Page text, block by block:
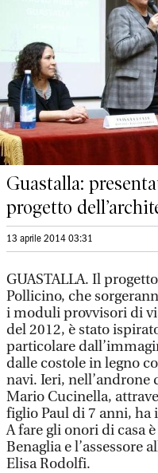
Guastalla:
progetto
13 aprile 2014 03:31
GUASTALLA. Il
Pollicino, che
i moduli provvisori di
del 2012, è stato
particolare
dalle costole in legno
navi. Ieri, nell’androne
Mario Cucinella,
figlio Paul di 7 anni, ha
A fare gli onori di casa
Benaglia e l’assessore
Elisa Rodolfi.